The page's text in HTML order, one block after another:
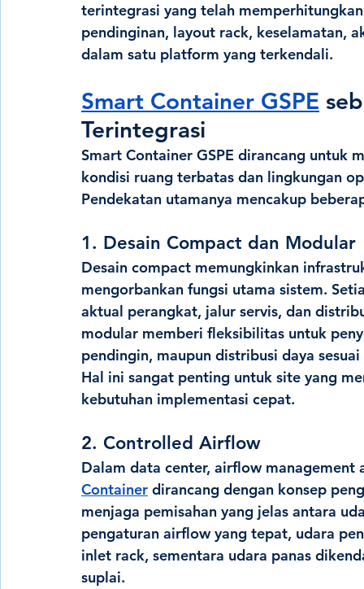
terintegrasi yang telah
pendinginan, layout rack, keselamatan,
dalam satu platform yang terkendali.
Smart Container GSPE
Terintegrasi
Smart Container GSPE dirancang untuk
kondisi ruang terbatas dan lingkungan
Pendekatan utamanya mencakup
1. Desain Compact dan Modular
Desain compact memungkinkan
mengorbankan fungsi utama sistem.
aktual perangkat, jalur servis, dan
modular memberi fleksibilitas untuk
pendingin, maupun distribusi daya
Hal ini sangat penting untuk site yang
kebutuhan implementasi cepat.
2. Controlled Airflow
Dalam data center, airflow
Container dirancang dengan konsep
menjaga pemisahan yang jelas antara
pengaturan airflow yang tepat, udara
inlet rack, sementara udara panas
suplai.